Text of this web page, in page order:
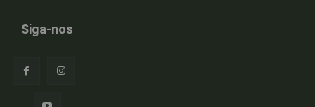
Siga-nos